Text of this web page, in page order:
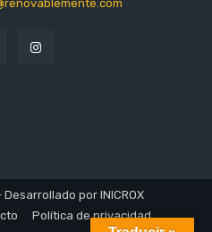
por INICROX
Política de privacidad